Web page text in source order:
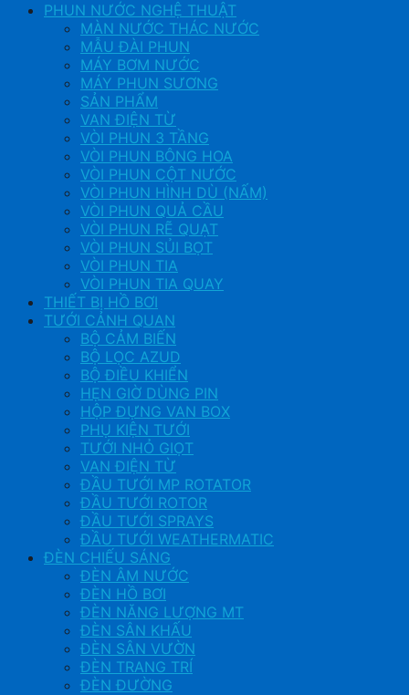
PHUN NƯỚC NGHỆ THUẬT
MÀN NƯỚC THÁC NƯỚC
MẪU ĐÀI PHUN
MÁY BƠM NƯỚC
MÁY PHUN SƯƠNG
SẢN PHẨM
VAN ĐIỆN TỪ
VÒI PHUN 3 TẦNG
VÒI PHUN BÔNG HOA
VÒI PHUN CỘT NƯỚC
VÒI PHUN HÌNH DÙ (NẤM)
VÒI PHUN QUẢ CẦU
VÒI PHUN RẼ QUẠT
VÒI PHUN SỦI BỌT
VÒI PHUN TIA
VÒI PHUN TIA QUAY
THIẾT BỊ HỒ BƠI
TƯỚI CẢNH QUAN
BỘ CẢM BIẾN
BỘ LỌC AZUD
BỘ ĐIỀU KHIỂN
HẸN GIỜ DÙNG PIN
HỘP ĐỰNG VAN BOX
PHỤ KIỆN TƯỚI
TƯỚI NHỎ GIỌT
VAN ĐIỆN TỪ
ĐẦU TƯỚI MP ROTATOR
ĐẦU TƯỚI ROTOR
ĐẦU TƯỚI SPRAYS
ĐẦU TƯỚI WEATHERMATIC
ĐÈN CHIẾU SÁNG
ĐÈN ÂM NƯỚC
ĐÈN HỒ BƠI
ĐÈN NĂNG LƯỢNG MT
ĐÈN SÂN KHẤU
ĐÈN SÂN VƯỜN
ĐÈN TRANG TRÍ
ĐÈN ĐƯỜNG